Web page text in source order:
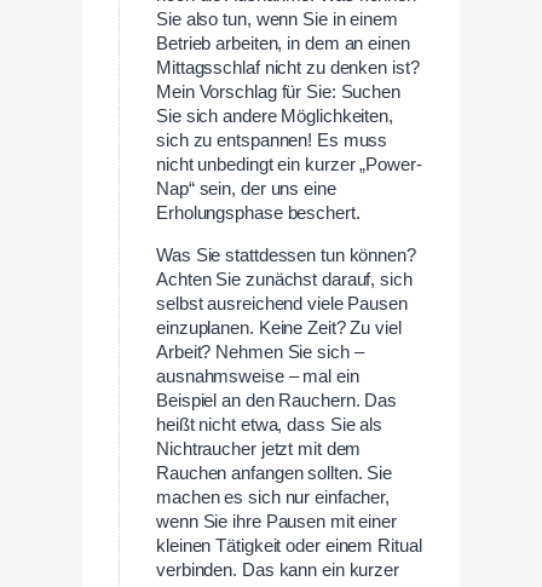
Sie also tun, wenn Sie in einem
Betrieb arbeiten, in dem an einen
Mittagsschlaf nicht zu denken ist?
Mein Vorschlag für Sie: Suchen
Sie sich andere Möglichkeiten,
sich zu entspannen! Es muss
nicht unbedingt ein kurzer „Power-
Nap“ sein, der uns eine
Erholungsphase beschert.
Was Sie stattdessen tun können?
Achten Sie zunächst darauf, sich
selbst ausreichend viele Pausen
einzuplanen. Keine Zeit? Zu viel
Arbeit? Nehmen Sie sich –
ausnahmsweise – mal ein
Beispiel an den Rauchern. Das
heißt nicht etwa, dass Sie als
Nichtraucher jetzt mit dem
Rauchen anfangen sollten. Sie
machen es sich nur einfacher,
wenn Sie ihre Pausen mit einer
kleinen Tätigkeit oder einem Ritual
verbinden. Das kann ein kurzer